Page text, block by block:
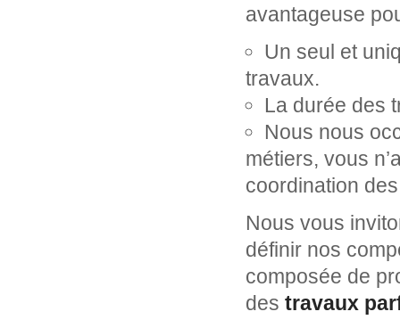
avantageuse
Un seul et
travaux.
La durée des
Nous nous
métiers, vous
coordination
Nous vous
définir nos
composée de
des travaux